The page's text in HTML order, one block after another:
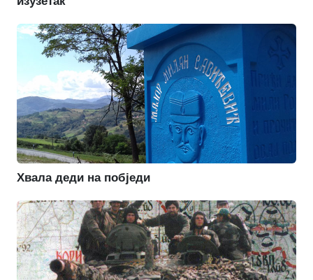
Хвала деди на побједи